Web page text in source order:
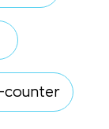
counter